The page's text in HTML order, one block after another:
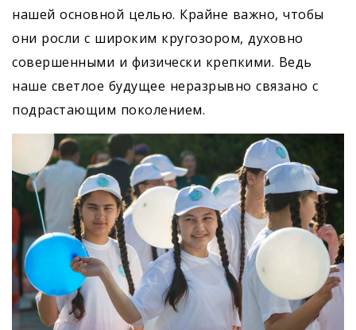
нашей основной целью. Крайне важно, чтобы
они росли с широким кругозором, духовно
совершенными и физически крепкими. Ведь
наше светлое будущее неразрывно связано с
подрастающим поколением.